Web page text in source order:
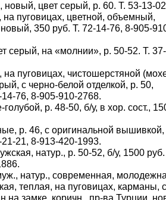
цвет серый, р. 60. Т. 53-13-
пуговицах, цветной, объемный,
новый, 350 руб. Т. 72-14-76, 8-905-
серый, на «молнии», р. 50-52. Т.
пуговицах, чистошерстяной
с черно-белой отделкой, р. 50,
76, 8-905-910-2768.
р. 48-50, б/у, в хор. сост.,
р. 46, с оригинальной вышивкой,
21, 8-913-420-1993.
натур., р. 50-52, б/у, 1500
натур., современная,
теплая, на пуговицах, карманы,
на замке, коричн., пр-ва Турции,